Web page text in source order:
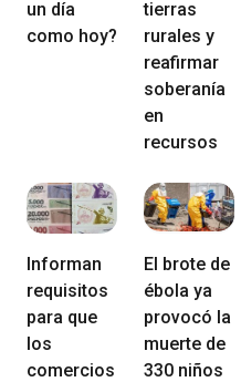
un día
como hoy?
tierras
rurales y
reafirmar
soberanía
en
recursos
Informan
requisitos
para que
los
comercios
El brote de
ébola ya
provocó la
muerte de
330 niños